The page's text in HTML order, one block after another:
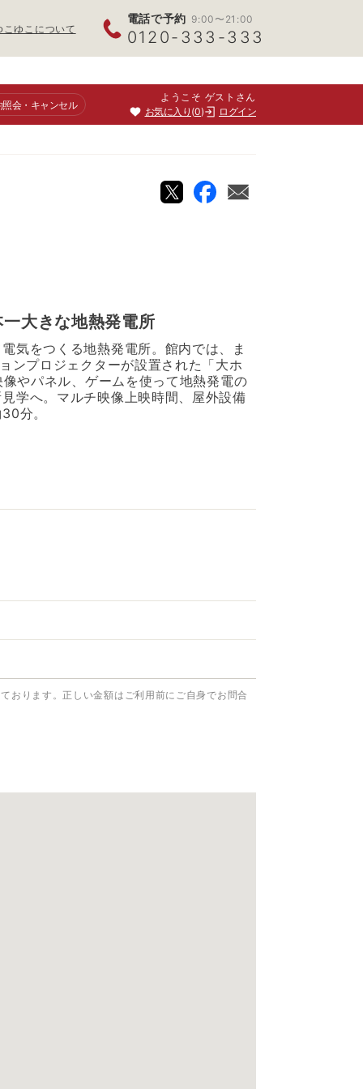
こゆこについて
電話で予約 9:00〜21:00
0120-333-333
照会・キャンセル
ようこそ ゲストさん
お気に入り 0 ログイン
大きな地熱発電所
気をつくる地熱発電所。館内では、ま
ンプロジェクターが設置された「大ホ
やパネル、ゲームを使って地熱発電の
学へ。マルチ映像上映時間、屋外設備
分。
おります。正しい金額はご利用前にご自身でお問合